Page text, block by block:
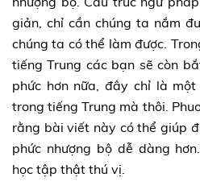
giản, chỉ cần chúng ta nắm
chúng ta có thể làm được.
tiếng Trung các bạn sẽ còn
phức hơn nữa, đây chỉ là
trong tiếng Trung mà thôi.
rằng bài viết này có thể giúp
phức nhượng bộ dễ dàng
học tập thật thú vị.